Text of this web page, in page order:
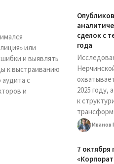
или
и выявлять
к выстраиванию
с
и
сделок с
года
2025 году,
к
Иванов
7